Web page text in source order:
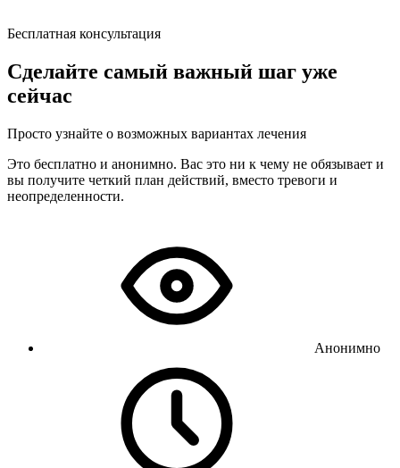
Бесплатная консультация
Сделайте самый важный шаг уже
сейчас
Просто узнайте о возможных вариантах лечения
Это бесплатно и анонимно. Вас это ни к чему не обязывает и
вы получите четкий план действий, вместо тревоги и
неопределенности.
Анонимно